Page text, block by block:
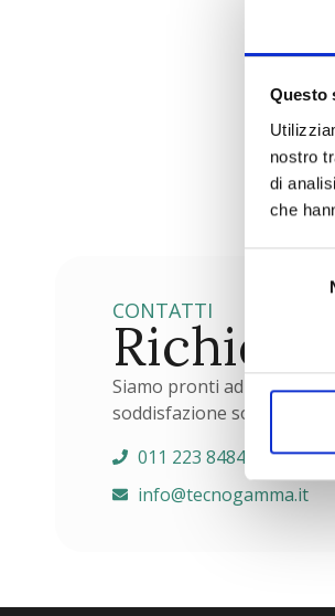
Questo
nostro
di
che
CONTATTI
Siamo pronti ad ascoltarti
soddisfazione sono la
011 223 8484
info@tecnogamma.it